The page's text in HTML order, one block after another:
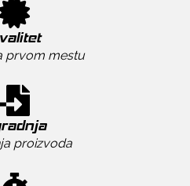
prvom mestu
proizvoda